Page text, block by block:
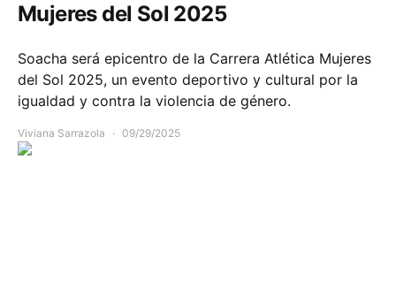
Mujeres del Sol 2025
Soacha será epicentro de la Carrera Atlética Mujeres
del Sol 2025, un evento deportivo y cultural por la
igualdad y contra la violencia de género.
Viviana Sarrazola 09/29/2025